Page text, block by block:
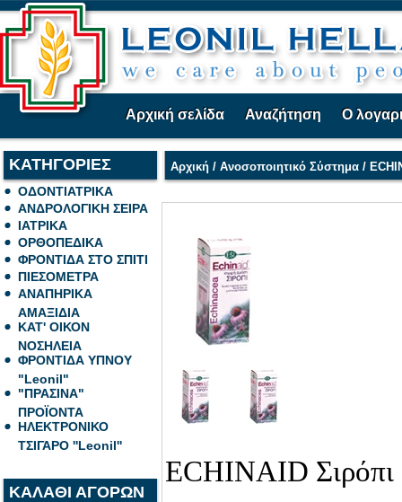
Αρχική σελίδα Αναζήτηση Ο
ΚΑΤΗΓΟΡΙΕΣ
ΟΔΟΝΤΙΑΤΡΙΚΑ
ΑΝΔΡΟΛΟΓΙΚΗ ΣΕΙΡΑ
ΙΑΤΡΙΚΑ
ΟΡΘΟΠΕΔΙΚΑ
ΦΡΟΝΤΙΔΑ ΣΤΟ ΣΠΙΤΙ
ΠΙΕΣΟΜΕΤΡΑ
ΑΝΑΠΗΡΙΚΑ
ΑΜΑΞΙΔΙΑ
ΚΑΤ' ΟΙΚΟΝ
ΝΟΣΗΛΕΙΑ
ΦΡΟΝΤΙΔΑ ΥΠΝΟΥ
"Leonil"
"ΠΡΑΣΙΝΑ"
ΠΡΟΪΟΝΤΑ
ΗΛΕΚΤΡΟΝΙΚΟ
ΤΣΙΓΑΡΟ ''Leonil''
ΚΑΛΑΘΙ ΑΓΟΡΩΝ
Αρχική / Ανοσοποιητικό Σύστημα /
ECHINAID Σιρόπι